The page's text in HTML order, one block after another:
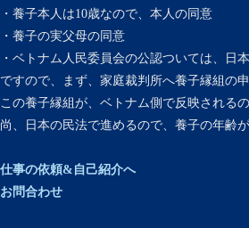
・養子本人は10歳なので、本人の同意
・養子の実父母の同意
・ベトナム人民委員会の公認ついては、日
ですので、まず、家庭裁判所へ養子縁組の
この養子縁組が、ベトナム側で反映される
尚、日本の民法で進めるので、養子の年齢
仕事の依頼&自己紹介へ
お問合わせ